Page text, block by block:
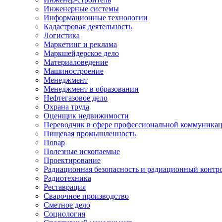
Инженерные системы
Информационные технологии
Кадастровая деятельность
Логистика
Маркетинг и реклама
Маркшейдерское дело
Материаловедение
Машиностроение
Менеджмент
Менеджмент в образовании
Нефтегазовое дело
Охрана труда
Оценщик недвижимости
Переводчик в сфере профессиональной
Пищевая промышленность
Повар
Полезные ископаемые
Проектирование
Радиационная безопасность и радиационный
Радиотехника
Реставрация
Сварочное производство
Сметное дело
Социология